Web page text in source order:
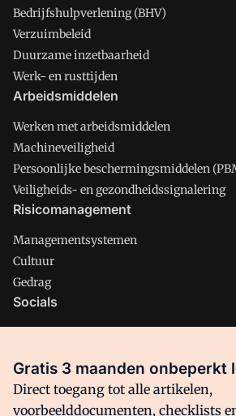
Bedrijfshulpverlening (BHV)
Verzuimbeleid
Duurzame inzetbaarheid
Werk- en rusttijden
Arbeidsmiddelen
Werken met arbeidsmiddelen
Machineveiligheid
Persoonlijke beschermingsmiddelen
Veiligheids- en gezondheidssignalering
Risicomanagement
Managementsystemen
Cultuur
Gedrag
Socials
Facebook
Gratis 3 maanden onbeperkt
Direct toegang tot alle artikelen,
voorbeelddocumenten, checklists